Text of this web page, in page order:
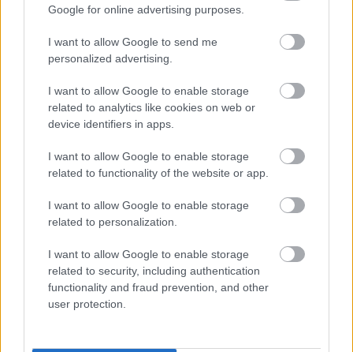
Google for online advertising purposes.
I want to allow Google to send me
personalized advertising.
I want to allow Google to enable storage
related to analytics like cookies on web or
device identifiers in apps.
I want to allow Google to enable storage
related to functionality of the website or app.
I want to allow Google to enable storage
related to personalization.
I want to allow Google to enable storage
related to security, including authentication
functionality and fraud prevention, and other
user protection.
E-mail cím
Feliratkozom a hírlevélre és elfogadom az
adatvédelmi
szabályzatot!
LEGNÉZETTEBB
A hőségben is védik a növényzetet
Pakson